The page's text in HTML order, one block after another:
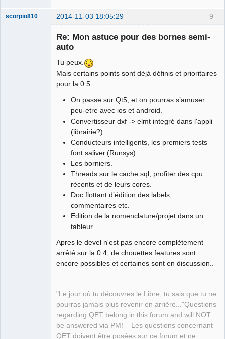
9
scorpio810 2014-11-03 18:05:29
Re: Mon astuce pour des bornes semi-
auto
Tu peux.
Mais certains points sont déjà définis et prioritaires
pour la 0.5:
On passe sur Qt5, et on pourras s’amuser
peu-etre avec ios et android.
Convertisseur dxf -> elmt integré dans l'appli
(librairie?)
Conducteurs intelligents, les premiers tests
font saliver.(Runsys)
Les borniers.
Threads sur le cache sql, profiter des cpu
récents et de leurs cores.
Doc flottant d’édition des labels,
commentaires etc.
Edition de la nomenclature/projet dans un
tableur...
Apres le devel n'est pas encore complètement
arrêté sur la 0.4, de chouettes features sont
encore possibles et certaines sont en discussion..
"Le jour où tu découvres le Libre, tu sais que tu ne
pourras jamais plus revenir en arrière..."Questions
regarding QET belong in this forum and will NOT
be answered via PM! – Les questions concernant
QET doivent être posées sur ce forum et ne